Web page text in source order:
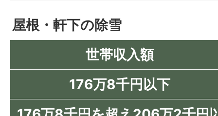
屋根・軒下の除雪
世帯収入額
176万8千円以下